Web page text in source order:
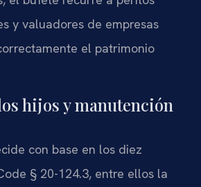
y valuadores de empresas
el patrimonio
hijos y manutención
con base en los diez
§ 20-124.3, entre ellos la